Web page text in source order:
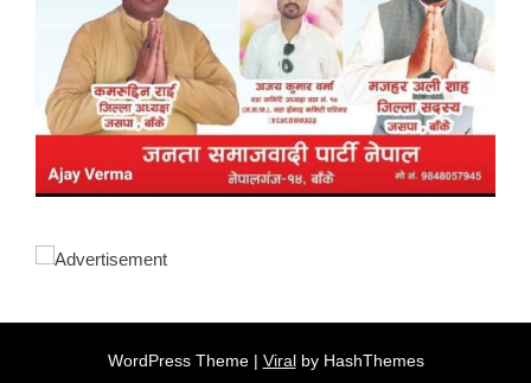
WordPress Theme | Viralby HashThemes